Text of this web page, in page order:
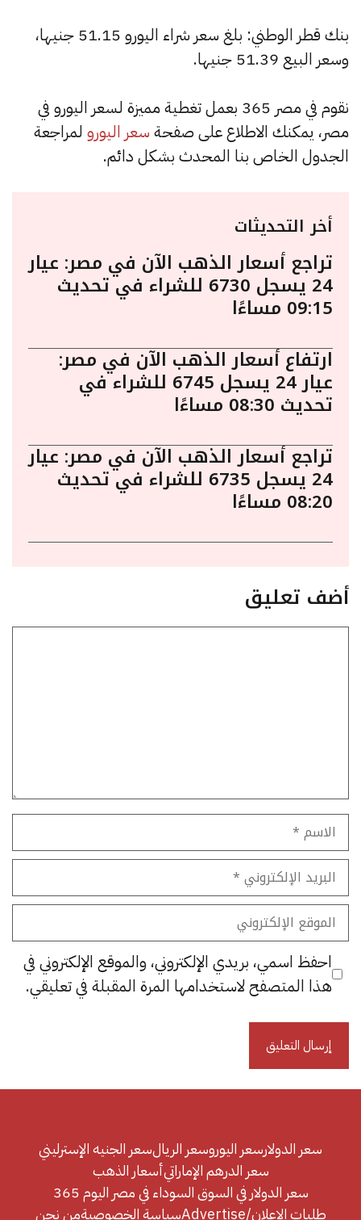
بنك قطر الوطني: بلغ سعر شراء اليورو 51.15 جنيها،
وسعر البيع 51.39 جنيها.
نقوم في مصر 365 بعمل تغطية مميزة لسعر اليورو في
مصر، يمكنك الاطلاع على صفحة سعر اليورو لمراجعة
الجدول الخاص بنا المحدث بشكل دائم.
أخر التحديثات
تراجع أسعار الذهب الآن في مصر: عيار
24 يسجل 6730 للشراء في تحديث
09:15 مساءًا
ارتفاع أسعار الذهب الآن في مصر:
عيار 24 يسجل 6745 للشراء في
تحديث 08:30 مساءًا
تراجع أسعار الذهب الآن في مصر: عيار
24 يسجل 6735 للشراء في تحديث
08:20 مساءًا
أضف تعليق
الاسم
البريد
الإلكتروني
الموقع
الإلكتروني
احفظ اسمي، بريدي الإلكتروني، والموقع الإلكتروني في
هذا المتصفح لاستخدامها المرة المقبلة في تعليقي.
سعر الدولارسعر اليوروسعر الريالسعر الجنيه الإسترليني
سعر الدرهم الإماراتيأسعار الذهب
سعر الدولار في السوق السوداء في مصر اليوم 365
طلبات الإعلان/Advertise
سياسة الخصوصيةمن نحن